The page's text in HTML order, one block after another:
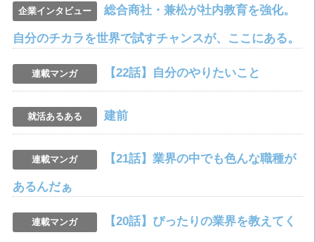
企業インタビュー 総合商社・兼松が社内教育を強化。
自分のチカラを世界で試すチャンスが、ここにある。
連載マンガ 【22話】自分のやりたいこと
就活あるある 建前
連載マンガ 【21話】業界の中でも色んな職種が
あるんだぁ
連載マンガ 【20話】ぴったりの業界を教えてく